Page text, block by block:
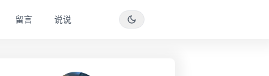
留言 说说